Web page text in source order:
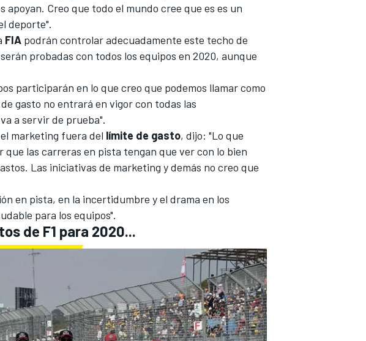
apoyan. Creo que todo el mundo cree que es es un
deporte".
FIA podrán controlar adecuadamente este techo de
probadas con todos los equipos en 2020, aunque
participarán en lo que creo que podemos llamar como
gasto no entrará en vigor con todas las
a servir de prueba".
marketing fuera del límite de gasto, dijo: "Lo que
las carreras en pista tengan que ver con lo bien
Las iniciativas de marketing y demás no creo que
en pista, en la incertidumbre y el drama en los
para los equipos".
de F1 para 2020...